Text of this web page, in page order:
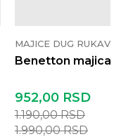
MAJICE DUG RUKAV
Benetton
952,00 RSD
1.190,00RSD
1.990,00RSD